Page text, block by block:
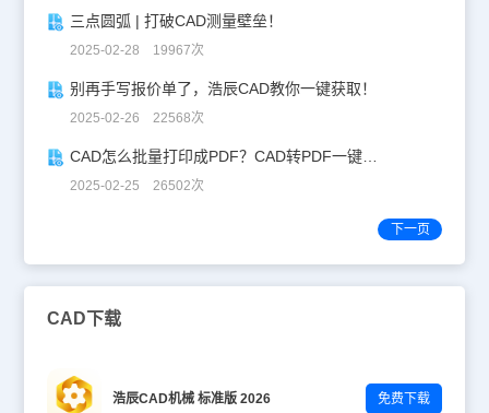
三点圆弧 | 打破CAD测量壁垒！
2025-02-28 19967次
别再手写报价单了，浩辰CAD教你一键获取！
2025-02-26 22568次
CAD怎么批量打印成PDF？CAD转PDF一键批量完成！
2025-02-25 26502次
下一页
CAD下载
浩辰CAD机械 标准版 2026 免费下载